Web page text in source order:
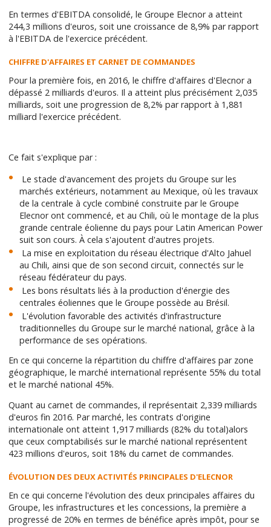
En termes d'EBITDA consolidé, le Groupe Elecnor a atteint
244,3 millions d'euros, soit une croissance de 8,9% par rapport
à l'EBITDA de l'exercice précédent.
CHIFFRE D'AFFAIRES ET CARNET DE COMMANDES
Pour la première fois, en 2016, le chiffre d'affaires d'Elecnor a
dépassé 2 milliards d'euros. Il a atteint plus précisément 2,035
milliards, soit une progression de 8,2% par rapport à 1,881
milliard l'exercice précédent.
Ce fait s'explique par :
Le stade d'avancement des projets du Groupe sur les
marchés extérieurs, notamment au Mexique, où les travaux
de la centrale à cycle combiné construite par le Groupe
Elecnor ont commencé, et au Chili, où le montage de la plus
grande centrale éolienne du pays pour Latin American Power
suit son cours. À cela s'ajoutent d'autres projets.
La mise en exploitation du réseau électrique d'Alto Jahuel
au Chili, ainsi que de son second circuit, connectés sur le
réseau fédérateur du pays.
Les bons résultats liés à la production d'énergie des
centrales éoliennes que le Groupe possède au Brésil.
L'évolution favorable des activités d'infrastructure
traditionnelles du Groupe sur le marché national, grâce à la
performance de ses opérations.
En ce qui concerne la répartition du chiffre d'affaires par zone
géographique, le marché international représente 55% du total
et le marché national 45%.
Quant au carnet de commandes, il représentait 2,339 milliards
d'euros fin 2016. Par marché, les contrats d'origine
internationale ont atteint 1,917 milliards (82% du total)alors
que ceux comptabilisés sur le marché national représentent
423 millions d'euros, soit 18% du carnet de commandes.
ÉVOLUTION DES DEUX ACTIVITÉS PRINCIPALES D'ELECNOR
En ce qui concerne l'évolution des deux principales affaires du
Groupe, les infrastructures et les concessions, la première a
progressé de 20% en termes de bénéfice après impôt, pour se